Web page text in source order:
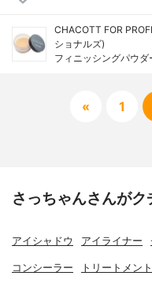
CHACOTT FOR
ショナルズ)
フィニッシングパウダ
« 1
さっちゃんさんが
アイシャドウ アイライナー
コンシーラー トリートメント